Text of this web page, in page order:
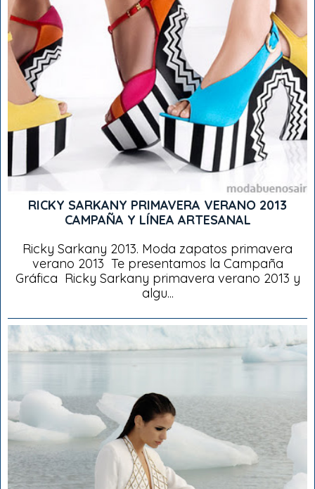
RICKY SARKANY PRIMAVERA VERANO 2013
CAMPAÑA Y LÍNEA ARTESANAL
Ricky Sarkany 2013. Moda zapatos primavera
verano 2013 Te presentamos la Campaña
Gráfica Ricky Sarkany primavera verano 2013 y
algu...